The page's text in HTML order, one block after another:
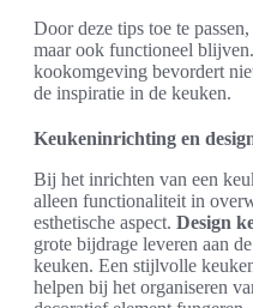
Door deze tips toe te
maar ook functioneel
kookomgeving bevordert
de inspiratie in de keuken.
Keukeninrichting en
Bij het inrichten van een
alleen functionaliteit in
esthetische aspect. Design
grote bijdrage leveren aan
keuken. Een stijlvolle
helpen bij het organiseren